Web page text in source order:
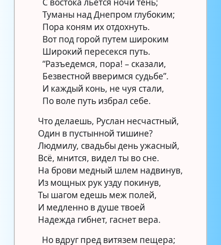
Туманы над Днепром глубоким;
Пора коням их отдохнуть.
Вот под горой путем широким
Широкий пересекся путь.
“Разъедемся, пopa! – сказали,
Безвестной вверимся судьбе”.
И каждый конь, не чуя стали,
По воле путь избрал себе.
Что делаешь, Руслан несчастный,
Один в пустынной тишине?
Людмилу, свадьбы день ужасный,
Всё, мнится, видел ты во сне.
На брови медный шлем надвинув,
Из мощных рук узду покинув,
Ты шагом едешь меж полей,
И медленно в душе твоей
Надежда гибнет, гаснет вера.
Но вдруг пред витязем пещера;